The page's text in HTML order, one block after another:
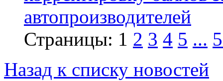
автопроизводителей
Страницы: 1 2 3 4 5 ...
Назад к списку новостей